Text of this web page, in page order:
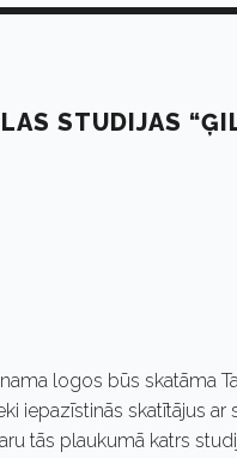
STUDIJAS
logos būs skatāma
iepazīstinās skatītājus
tās plaukumā katrs